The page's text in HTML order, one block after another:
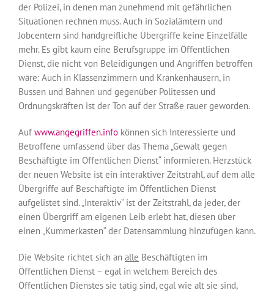
der Polizei, in denen man zunehmend mit gefährlichen
Situationen rechnen muss. Auch in Sozialämtern und
Jobcentern sind handgreifliche Übergriffe keine Einzelfälle
mehr. Es gibt kaum eine Berufsgruppe im Öffentlichen
Dienst, die nicht von Beleidigungen und Angriffen betroffen
wäre: Auch in Klassenzimmern und Krankenhäusern, in
Bussen und Bahnen und gegenüber Politessen und
Ordnungskräften ist der Ton auf der Straße rauer geworden.
Auf www.angegriffen.info können sich Interessierte und
Betroffene umfassend über das Thema „Gewalt gegen
Beschäftigte im Öffentlichen Dienst“ informieren. Herzstück
der neuen Website ist ein interaktiver Zeitstrahl, auf dem alle
Übergriffe auf Beschäftigte im Öffentlichen Dienst
aufgelistet sind. „Interaktiv“ ist der Zeitstrahl, da jeder, der
einen Übergriff am eigenen Leib erlebt hat, diesen über
einen „Kummerkasten“ der Datensammlung hinzufügen kann.
Die Website richtet sich an alle Beschäftigten im
Öffentlichen Dienst – egal in welchem Bereich des
Öffentlichen Dienstes sie tätig sind, egal wie alt sie sind,